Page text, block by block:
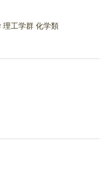
工学群 化学類